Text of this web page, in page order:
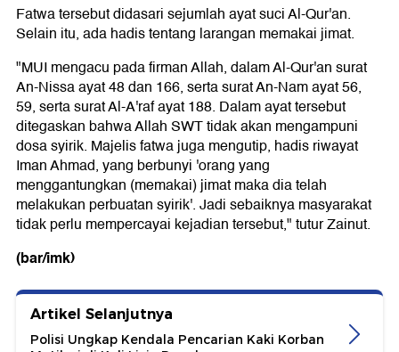
Fatwa tersebut didasari sejumlah ayat suci Al-Qur'an.
Selain itu, ada hadis tentang larangan memakai jimat.
"MUI mengacu pada firman Allah, dalam Al-Qur'an surat
An-Nissa ayat 48 dan 166, serta surat An-Nam ayat 56,
59, serta surat Al-A'raf ayat 188. Dalam ayat tersebut
ditegaskan bahwa Allah SWT tidak akan mengampuni
dosa syirik. Majelis fatwa juga mengutip, hadis riwayat
Iman Ahmad, yang berbunyi 'orang yang
menggantungkan (memakai) jimat maka dia telah
melakukan perbuatan syirik'. Jadi sebaiknya masyarakat
tidak perlu mempercayai kejadian tersebut," tutur Zainut.
(bar/imk)
Artikel Selanjutnya
Polisi Ungkap Kendala Pencarian Kaki Korban